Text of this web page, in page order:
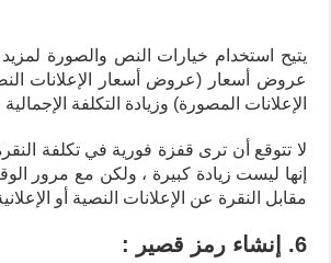
يتيح استخدام خيارات النص والصورة
عروض أسعار (عروض أسعار الإعلانات
الإعلانات المصورة) وزيادة التكلفة الإجمالية
لا تتوقع أن ترى قفزة فورية في تكلفة
إنها ليست زيادة كبيرة ، ولكن مع مرور
مقابل النقرة عن الإعلانات النصية أو
6. إنشاء رمز قصير :